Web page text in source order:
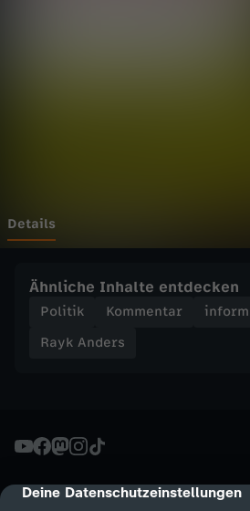
cmp-dialog-description
Deine Datenschutzeinstellungen
a
a
e
N
Details
Ähnliche Inhalte entdecken
Politik Kommentar
Rayk Anders